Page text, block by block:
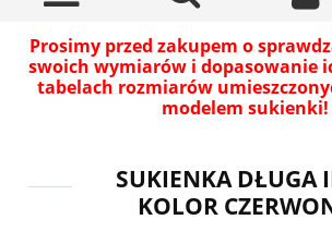
Prosimy przed zakupem o
swoich wymiarów i dopasowanie
tabelach rozmiarów
modelem sukienki!
SUKIENKA DŁUGA
KOLOR